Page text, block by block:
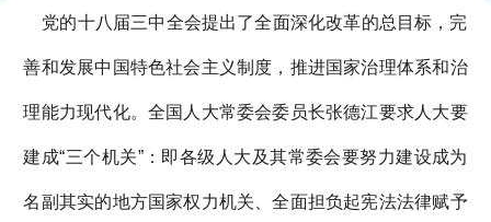
党的十八届三中全会提出了全面深化改革的总目标，完
善和发展中国特色社会主义制度，推进国家治理体系和治
理能力现代化。全国人大常委会委员长张德江要求人大要
建成“三个机关”：即各级人大及其常委会要努力建设成为
名副其实的地方国家权力机关、全面担负起宪法法律赋予